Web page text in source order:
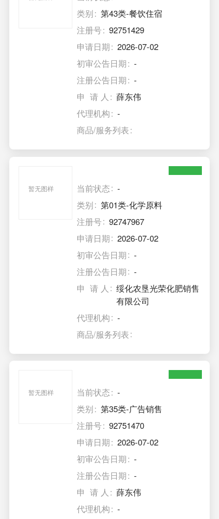
类别
第43类-餐饮住宿
注册号
92751429
申请日期
2026-07-02
初审公告日期
-
注册公告日期
-
申 请 人
薛东伟
代理机构
-
商品/服务列表
暂无图样 当前状态
-
类别
第01类-化学原料
注册号
92747967
申请日期
2026-07-02
初审公告日期
-
注册公告日期
-
申 请 人
绥化农垦光荣化肥销售
有限公司
代理机构
-
商品/服务列表
暂无图样 当前状态
-
类别
第35类-广告销售
注册号
92751470
申请日期
2026-07-02
初审公告日期
-
注册公告日期
-
申 请 人
薛东伟
代理机构
-